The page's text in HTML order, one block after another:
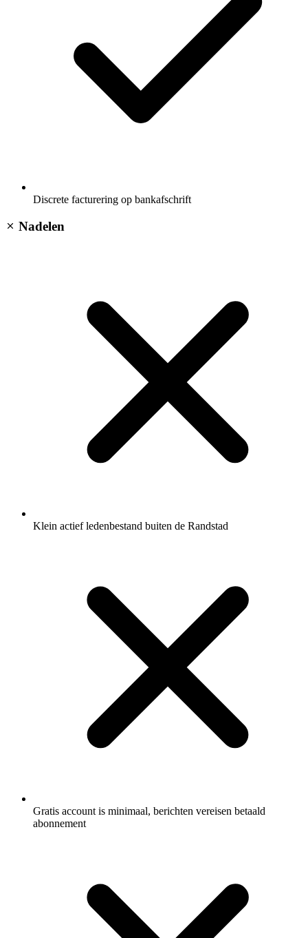
Discrete facturering op bankafschrift
Nadelen
Klein actief ledenbestand buiten de Randstad
Gratis account is minimaal, berichten vereisen betaald
abonnement